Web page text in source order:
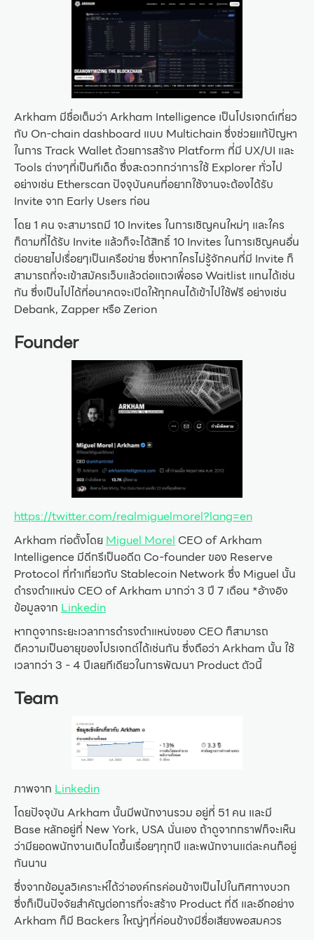
Arkham มีชื่อเต็มว่า Arkham Intelligence เป็นโปรเจกต์เกี่ยว
กับ On-chain dashboard แบบ Multichain ซึ่งช่วยแก้ปัญหา
ในการ Track Wallet ด้วยการสร้าง Platform ที่มี UX/UI และ
Tools ต่างๆที่เป็นทีเด็ด ซึ่งสะดวกกว่าการใช้ Explorer ทั่วไป
อย่างเช่น Etherscan ปัจจุบันคนที่อยากใช้งานจะต้องได้รับ
Invite จาก Early Users ก่อน
โดย 1 คน จะสามารถมี 10 Invites ในการเชิญคนใหม่ๆ และใคร
ก็ตามที่ได้รับ Invite แล้วก็จะได้สิทธิ์ 10 Invites ในการเชิญคนอื่น
ต่อขยายไปเรื่อยๆเป็นเครือข่าย ซึ่งหากใครไม่รู้จักคนที่มี Invite ก็
สามารถที่จะเข้าสมัครเว็บแล้วต่อแถวเพื่อรอ Waitlist แทนได้เช่น
กัน ซึ่งเป็นไปได้ที่อนาคตจะเปิดให้ทุกคนได้เข้าไปใช้ฟรี อย่างเช่น
Debank, Zapper หรือ Zerion
Founder
https://twitter.com/realmiguelmorel?lang=en
Arkham ก่อตั้งโดย Miguel Morel CEO of Arkham
Intelligence มีดีกรีเป็นอดีต Co-founder ของ Reserve
Protocol ที่ทำเกี่ยวกับ Stablecoin Network ซึ่ง Miguel นั้น
ดำรงตำแหน่ง CEO of Arkham มากว่า 3 ปี 7 เดือน *อ้างอิง
ข้อมูลจาก Linkedin
หากดูจากระยะเวลาการดำรงตำแหน่งของ CEO ก็สามารถ
ตีความเป็นอายุของโปรเจกต์ได้เช่นกัน ซึ่งถือว่า Arkham นั้น ใช้
เวลากว่า 3 - 4 ปีเลยทีเดียวในการพัฒนา Product ตัวนี้
Team
ภาพจาก Linkedin
โดยปัจจุบัน Arkham นั้นมีพนักงานรวม อยู่ที่ 51 คน และมี
Base หลักอยู่ที่ New York, USA นั่นเอง ถ้าดูจากกราฟก็จะเห็น
ว่ามียอดพนักงานเติบโตขึ้นเรื่อยๆทุกปี และพนักงานแต่ละคนก็อยู่
กันนาน
ซึ่งจากข้อมูลวิเคราะห์ได้ว่าองค์กรค่อนข้างเป็นไปในทิศทางบวก
ซึ่งก็เป็นปัจจัยสำคัญต่อการที่จะสร้าง Product ที่ดี และอีกอย่าง
Arkham ก็มี Backers ใหญ่ๆที่ค่อนข้างมีชื่อเสียงพอสมควร